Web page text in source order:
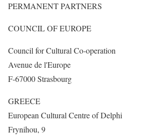
PERMANENT PARTNERS
COUNCIL OF EUROPE
Council for Cultural Co-operation
Avenue de l'Europe
F-67000 Strasbourg
GREECE
European Cultural Centre of Delphi
Frynihou, 9